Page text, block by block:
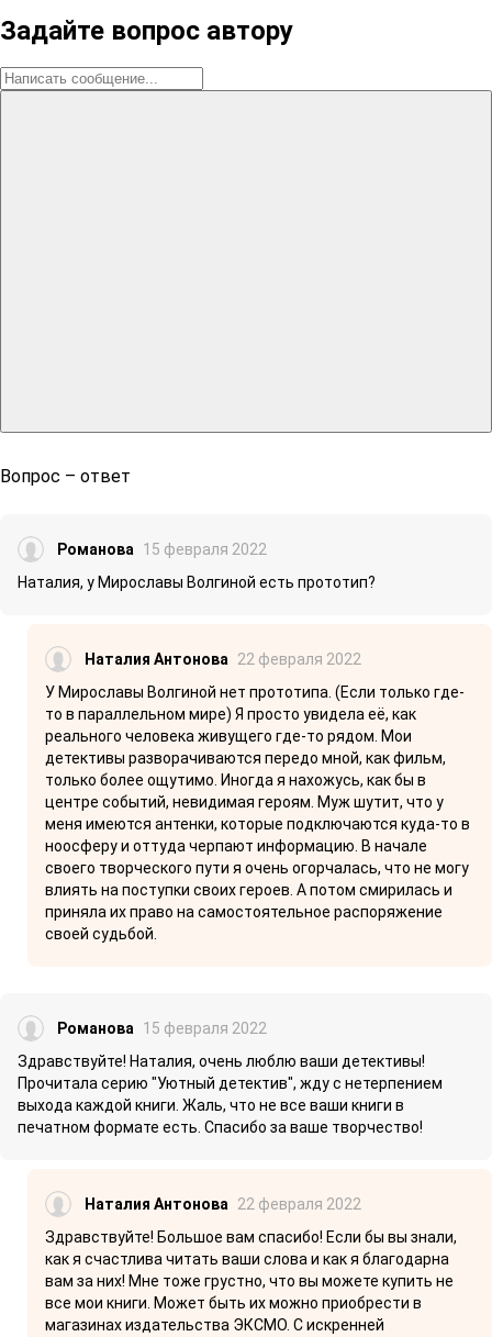
Задайте вопрос автору
Вопрос – ответ
Романова 15 февраля 2022
Наталия, у Мирославы Волгиной есть прототип?
Наталия Антонова 22 февраля 2022
У Мирославы Волгиной нет прототипа. (Если только где-
то в параллельном мире) Я просто увидела её, как
реального человека живущего где-то рядом. Мои
детективы разворачиваются передо мной, как фильм,
только более ощутимо. Иногда я нахожусь, как бы в
центре событий, невидимая героям. Муж шутит, что у
меня имеются антенки, которые подключаются куда-то в
ноосферу и оттуда черпают информацию. В начале
своего творческого пути я очень огорчалась, что не могу
влиять на поступки своих героев. А потом смирилась и
приняла их право на самостоятельное распоряжение
своей судьбой.
Романова 15 февраля 2022
Здравствуйте! Наталия, очень люблю ваши детективы!
Прочитала серию "Уютный детектив", жду с нетерпением
выхода каждой книги. Жаль, что не все ваши книги в
печатном формате есть. Спасибо за ваше творчество!
Наталия Антонова 22 февраля 2022
Здравствуйте! Большое вам спасибо! Если бы вы знали,
как я счастлива читать ваши слова и как я благодарна
вам за них! Мне тоже грустно, что вы можете купить не
все мои книги. Может быть их можно приобрести в
магазинах издательства ЭКСМО. С искренней